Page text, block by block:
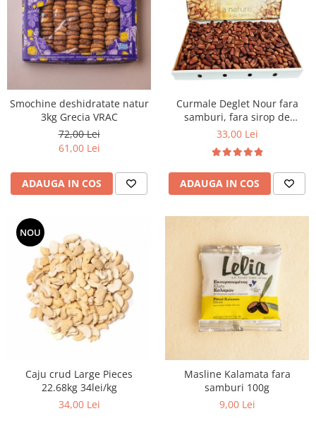
Smochine deshidratate natur
3kg Grecia VRAC
72,00 Lei
61,00 Lei
ADAUGA IN COS
Curmale Deglet Nour fara
samburi, fara sirop de
glucoza 5 kg VRAC
33,00 Lei
ADAUGA IN COS
NOU
Caju crud Large Pieces
22.68kg 34lei/kg
34,00 Lei
Masline Kalamata fara
samburi 100g
9,00 Lei